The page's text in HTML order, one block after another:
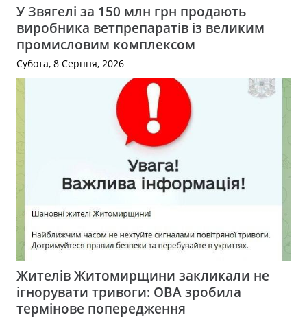
У Звягелі за 150 млн грн продають
виробника ветпрепаратів із великим
промисловим комплексом
Субота, 8 Серпня, 2026
Жителів Житомирщини закликали не
ігнорувати тривоги: ОВА зробила
термінове попередження